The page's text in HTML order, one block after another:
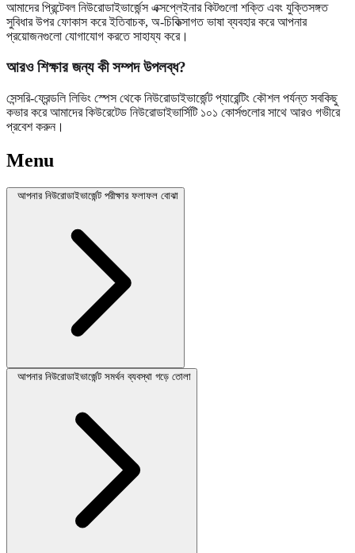
আমাদের প্রিন্টেবল নিউরোডাইভার্জেন্স এক্সপ্লেইনার কিটগুলো শক্তি এবং যুক্তিসঙ্গত
সুবিধার উপর ফোকাস করে ইতিবাচক, অ-চিকিত্সাগত ভাষা ব্যবহার করে আপনার
প্রয়োজনগুলো যোগাযোগ করতে সাহায্য করে।
আরও শিক্ষার জন্য কী সম্পদ উপলব্ধ?
সেন্সরি-ফ্রেন্ডলি লিভিং স্পেস থেকে নিউরোডাইভার্জেন্ট প্যারেন্টিং কৌশল পর্যন্ত সবকিছু
কভার করে আমাদের কিউরেটেড নিউরোডাইভার্সিটি ১০১ কোর্সগুলোর সাথে আরও গভীরে
প্রবেশ করুন।
Menu
আপনার নিউরোডাইভার্জেন্ট পরীক্ষার ফলাফল বোঝা
আপনার নিউরোডাইভার্জেন্ট সমর্থন ব্যবস্থা গড়ে তোলা